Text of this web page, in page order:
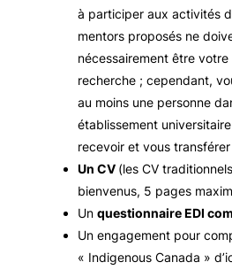
à participer aux activités
mentors proposés ne
nécessairement être
recherche ; cependant,
au moins une personne
établissement
recevoir et vous
Un CV (les CV
bienvenus, 5 pages
Un questionnaire EDI
Un engagement pour
« Indigenous Canada »